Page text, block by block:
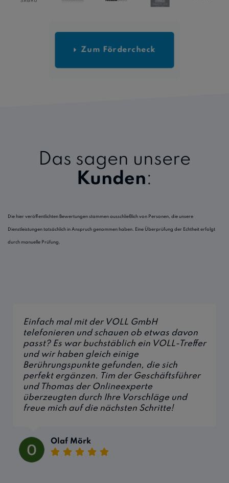
Zum Fördercheck
Das sagen unsere
Kunden:
Die hier veröffentlichten Bewertungen stammen ausschließlich von Personen, die unsere
Dienstleistungen tatsächlich in Anspruch genommen haben. Eine Überprüfung der Echtheit erfolgt
durch manuelle Prüfung.
Einfach mal mit der VOLL GmbH
telefonieren und schauen ob etwas davon
passt? Es war buchstäblich ein VOLL-Treffer
und wir haben gleich einige
Berührungspunkte gefunden, die sich
perfekt ergänzen. Tim der Geschäftsführer
und Thomas der Onlineexperte
überzeugten durch Ihre Vorschläge und
freue mich auf die nächsten Schritte!
Olaf Mörk